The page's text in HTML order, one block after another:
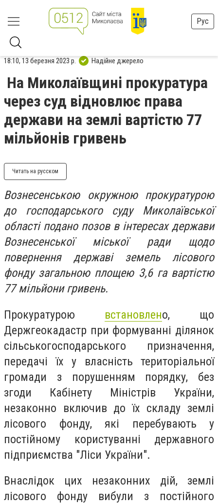
Рус
18:10, 13 березня 2023 р. Надійне джерело
На Миколаївщині прокуратура
через суд відновлює права
держави на землі вартістю 77
мільйонів гривень
Читать на русском
Вознесенською окружною прокуратурою
до господарського суду Миколаївської
області подано позов в інтересах держави
Вознесенської міської ради щодо
повернення державі земель лісового
фонду загальною площею 3,6 га вартістю
77 мільйони гривень.
Прокуратурою встановлено, що
Держгеокадастр при формуванні ділянок
сільськогосподарського призначення,
передачі їх у власність територіальної
громади з порушенням порядку, без
згоди Кабінету Міністрів України,
незаконно включив до їх складу землі
лісового фонду, які перебувають у
постійному користуванні державного
підприємства "Ліси України".
Внаслідок цих незаконних дій, землі
лісового фонду вибули з постійного